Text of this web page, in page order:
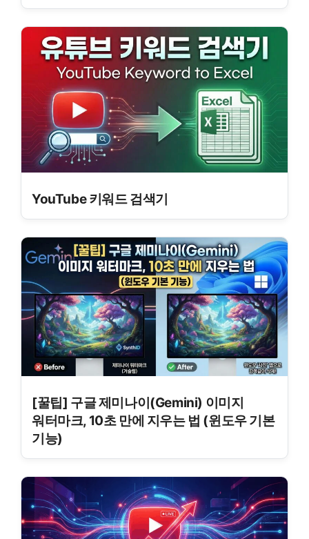
YouTube 키워드 검색기
[꿀팁] 구글 제미나이(Gemini) 이미지
워터마크, 10초 만에 지우는 법 (윈도우 기본
기능)